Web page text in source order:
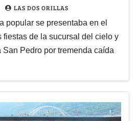
LAS DOS ORILLAS
popular se presentaba en el
fiestas de la sucursal del cielo y
Pedro por tremenda caída